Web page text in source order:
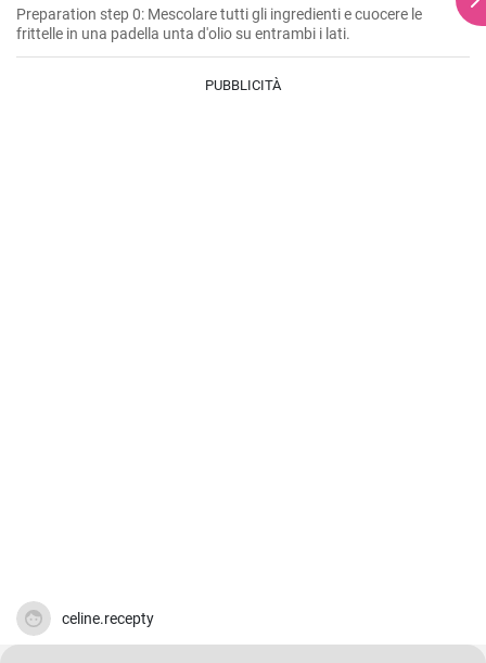
Preparation step 0: Mescolare tutti gli ingredienti e cuocere le
frittelle in una padella unta d'olio su entrambi i lati.
PUBBLICITÀ
celine.recepty